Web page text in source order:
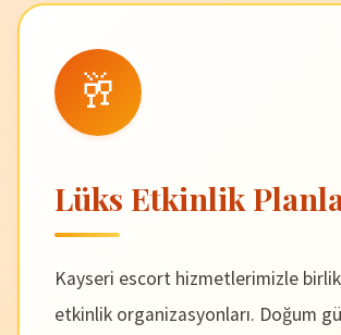
🥂
Lüks Etkinlik
Kayseri escort hizmetlerimizle
etkinlik organizasyonları. Doğum